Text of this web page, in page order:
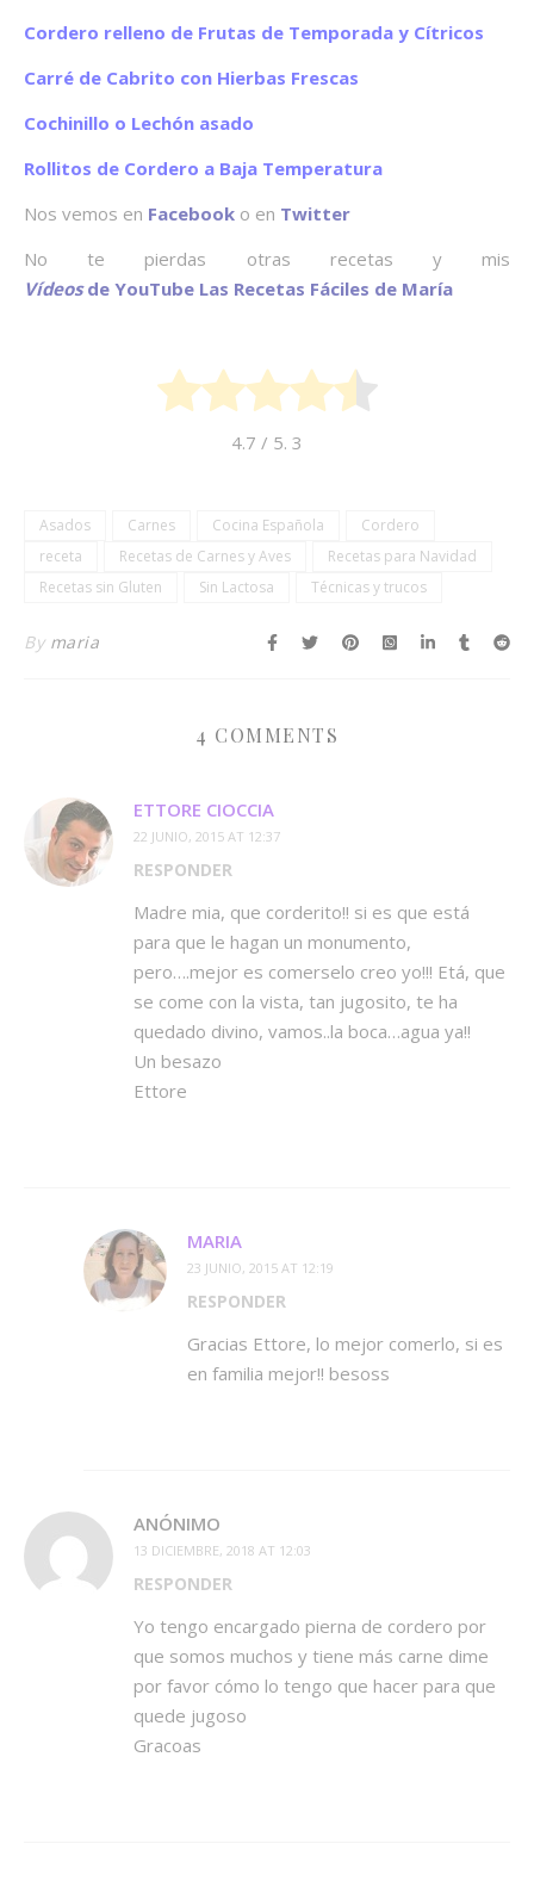
Cordero relleno de Frutas de Temporada y Cítricos
Carré de Cabrito con Hierbas Frescas
Cochinillo o Lechón asado
Rollitos de Cordero a Baja Temperatura
Nos vemos en Facebook o en Twitter
No te pierdas otras recetas y mis
Vídeosde YouTube Las Recetas Fáciles de María
4.7 / 5. 3
Asados Carnes Cocina Española
Cordero
receta
Recetas de Carnes y Aves
Recetas para Navidad
Recetas sin Gluten
Sin Lactosa Técnicas y trucos
By maria
4 COMMENTS
ETTORE CIOCCIA
22 JUNIO, 2015 AT 12:37
RESPONDER
Madre mia, que corderito!! si es que está
para que le hagan un monumento,
pero….mejor es comerselo creo yo!!! Etá, que
se come con la vista, tan jugosito, te ha
quedado divino, vamos..la boca…agua ya!!
Un besazo
Ettore
MARIA
23 JUNIO, 2015 AT 12:19
RESPONDER
Gracias Ettore, lo mejor comerlo, si es
en familia mejor!! besoss
ANÓNIMO
13 DICIEMBRE, 2018 AT 12:03
RESPONDER
Yo tengo encargado pierna de cordero por
que somos muchos y tiene más carne dime
por favor cómo lo tengo que hacer para que
quede jugoso
Gracoas